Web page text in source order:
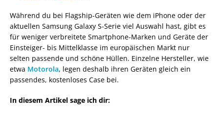
Während du bei Flagship-Geräten wie dem iPhone oder der
aktuellen Samsung Galaxy S-Serie viel Auswahl hast, gibt es
für weniger verbreitete Smartphone-Marken und Geräte der
Einsteiger- bis Mittelklasse im europäischen Markt nur
selten passende und schöne Hüllen. Einzelne Hersteller, wie
etwa Motorola, legen deshalb ihren Geräten gleich ein
passendes, kostenloses Case bei.
In diesem Artikel sage ich dir: